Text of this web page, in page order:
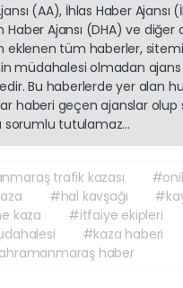
(AA), İhlas Haber Ajansı
Haber Ajansı (DHA) ve diğer
eklenen tüm haberler,
müdahalesi olmadan ajans
Bu haberlerde yer alan
haberi geçen ajanslar olup
sorumlu tutulamaz...
trafik kazası
#hal kavşağı
kaza
#itfaiye ekipleri
#kaza haberi
haber